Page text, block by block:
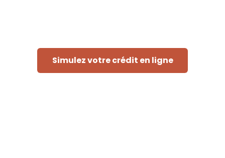
Simulez votre crédit en ligne